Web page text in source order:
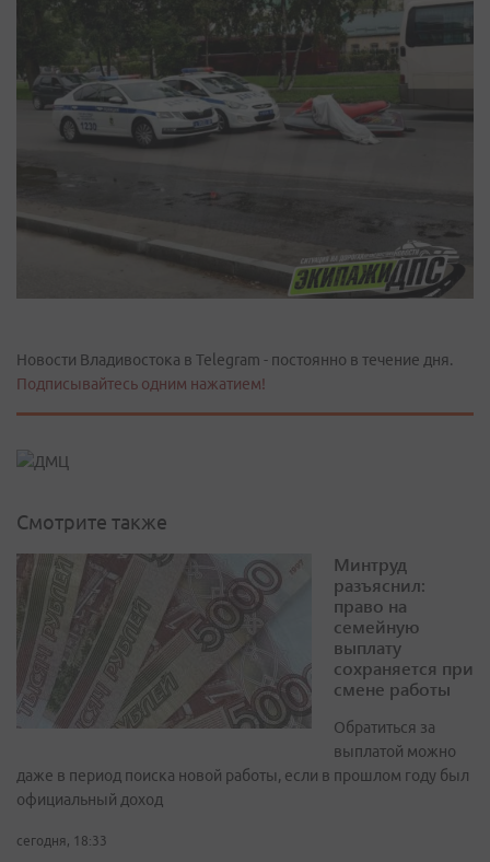
Новости Владивостока в Telegram - постоянно в течение дня.
Подписывайтесь одним нажатием!
Смотрите также
Минтруд
разъяснил:
право на
семейную
выплату
сохраняется при
смене работы
Обратиться за
выплатой можно
даже в период поиска новой работы, если в прошлом году был
официальный доход
сегодня, 18:33